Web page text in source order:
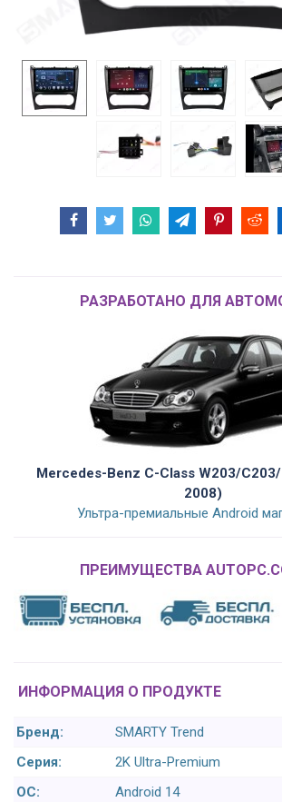
РАЗРАБОТАНО ДЛЯ
Mercedes-Benz C-Class W203/
2008)
Ультра-премиальные Android
ПРЕИМУЩЕСТВА
ИНФОРМАЦИЯ О ПРОДУКТЕ
Бренд:
SMARTY Trend
Серия:
2K Ultra-Premium
ОС:
Android 14